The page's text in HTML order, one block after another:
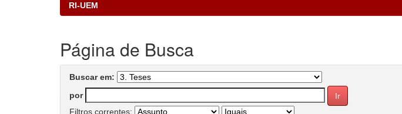
RI-UEM
Página de Busca
Buscar em:
por
Filtros correntes: